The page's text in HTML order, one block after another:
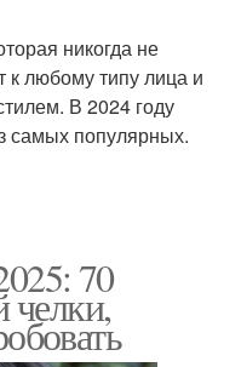
никогда не
любому типу лица и
В 2024 году
самых популярных.
70
челки,